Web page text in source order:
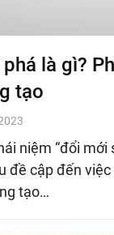
là gì?
tạo
niệm “đổi mới
đề cập đến
tạo…